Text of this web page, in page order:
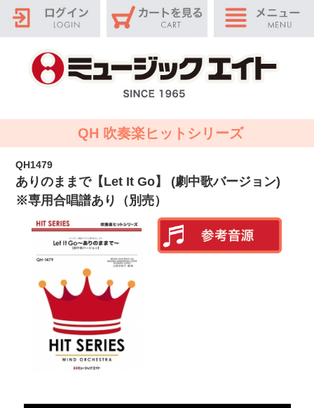
QH 吹奏楽ヒットシリーズ
QH1479
ありのままで【Let It Go】 (劇中歌バージョン)
※専用合唱譜あり（別売）